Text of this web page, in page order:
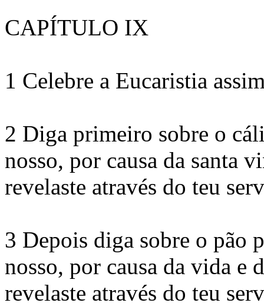
CAPÍTULO IX
1 Celebre a Eucaristia
2 Diga primeiro sobre o
nosso, por causa da santa
revelaste através do teu
3 Depois diga sobre o pão
nosso, por causa da vida e
revelaste através do teu